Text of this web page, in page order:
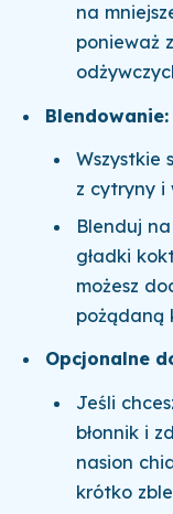
na
ponieważ
Blendowanie:
Wszystkie
z cytryny i
Blenduj
gładki
możesz
pożądaną
Opcjonalne
Jeśli
błonnik i
nasion
krótko